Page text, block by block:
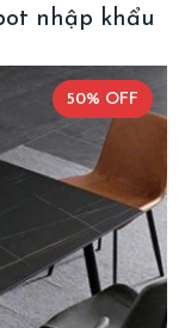
nhập khẩu
50% OFF